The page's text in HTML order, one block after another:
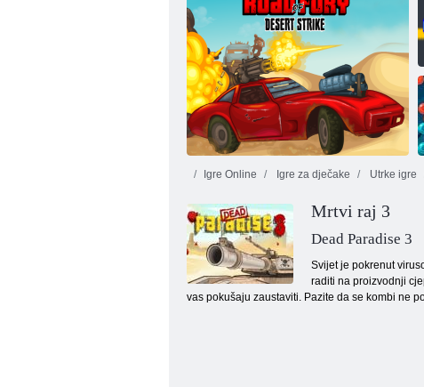
Moderna igra parkiranja automobila 2026
Igre Online Igre za dječake Utrke igre
Mrtvi raj 3
Dead Paradise 3
Svijet je pokrenut
raditi na proizvodnji
vas pokušaju zaustaviti. Pazite da se kombi ne